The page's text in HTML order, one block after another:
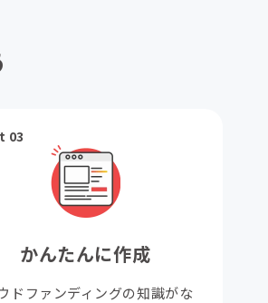
03
かんたんに作成
ドファンディングの知識がな